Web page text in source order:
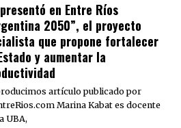
en Entre Ríos
2050”, el proyecto
que propone fortalecer
y aumentar la
artículo publicado por
Marina Kabat es docente
UBA,